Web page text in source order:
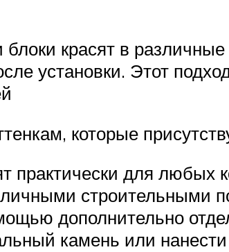
красят в
установки. Этот
которые
практически для любых
строительными
дополнительно
камень или